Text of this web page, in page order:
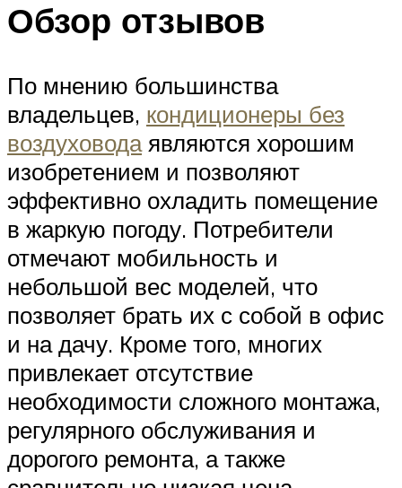
Обзор отзывов
По мнению большинства
владельцев, кондиционеры без
воздуховодаявляются хорошим
изобретением и позволяют
эффективно охладить помещение
в жаркую погоду. Потребители
отмечают мобильность и
небольшой вес моделей, что
позволяет брать их с собой в офис
и на дачу. Кроме того, многих
привлекает отсутствие
необходимости сложного монтажа,
регулярного обслуживания и
дорогого ремонта, а также